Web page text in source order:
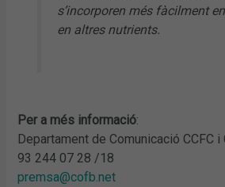
s’incorporen més fàcilment
en altres nutrients.
Per a més informació:
Departament de Comunicació CCFC i
93 244 07 28 /18
premsa@cofb.net